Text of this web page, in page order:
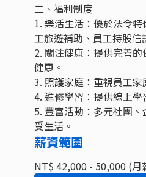
二、福利制度
1. 樂活生活：優於法令
工旅遊補助、員工持股
2. 關注健康：提供完善
健康。
3. 照護家庭：重視員工
4. 進修學習：提供線上
5. 豐富活動：多元社團
受生活。
薪資範圍
NT$ 42,000 - 50,000 (月